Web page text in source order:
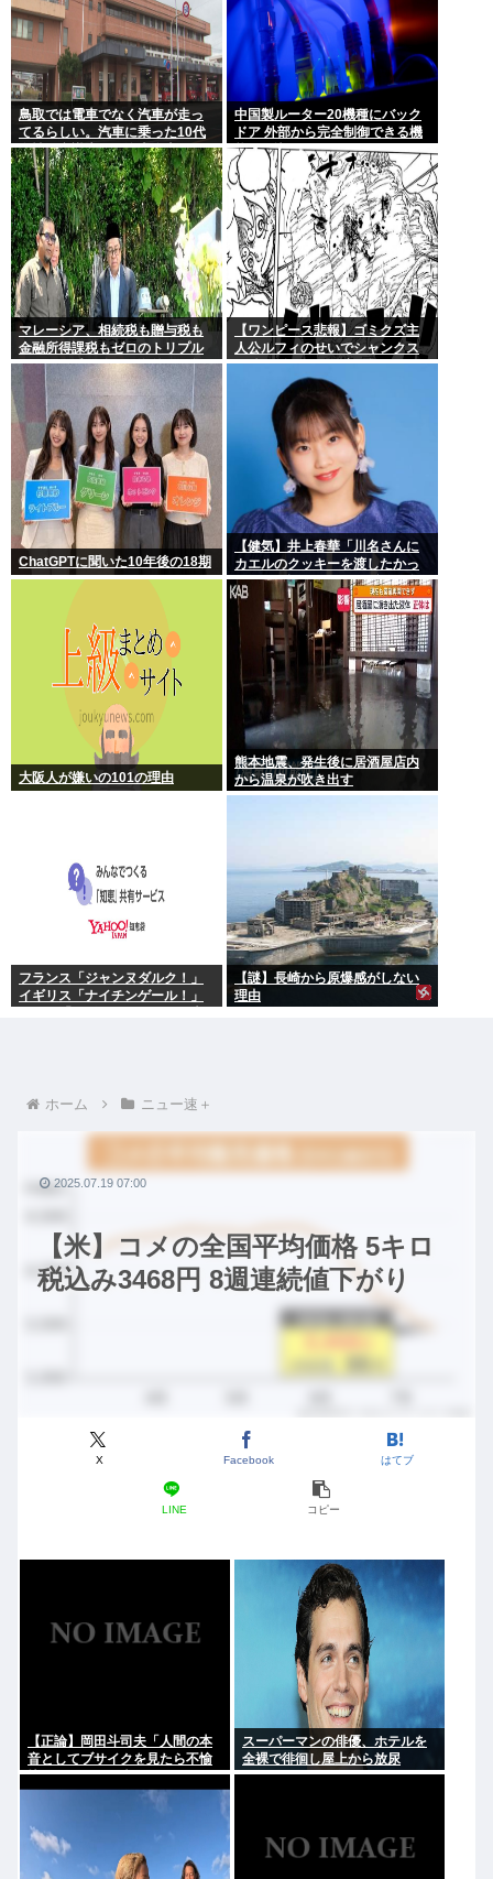
鳥取では電車でなく汽車が走っ
てるらしい。汽車に乗った10代
女性が意識失う。汽車汽車ぽっ
ぽぽっぽ
中国製ルーター20機種にバック
ドア 外部から完全制御できる機
能が仕込まれていた
マレーシア、相続税も贈与税も
金融所得課税もゼロのトリプル
ゼロで優秀な移民を海外から集
めてしまう…
【ワンピース悲報】ゴミクズ主
人公ルフィのせいでシャンクス
に続きギャバンの腕も無くなる
ChatGPTに聞いた10年後の18期
【健気】井上春華「川名さんに
カエルのクッキーを渡したかっ
たけど、話しかけられず結局自
分で食べた」
大阪人が嫌いの101の理由
熊本地震、発生後に居酒屋店内
から温泉が吹き出す
フランス「ジャンヌダルク！」
イギリス「ナイチンゲール！」
【謎】長崎から原爆感がしない
理由
ホーム ニュー速＋
【米】コメの全国平均価格 5キロ
税込み3468円 8週連続値下がり
X Facebook はてブ
LINE コピー
2025.07.19 07:00
【正論】岡田斗司夫「人間の本
音としてブサイクを見たら不愉
快になる。この責任をどうとる
んだ」
スーパーマンの俳優、ホテルを
全裸で徘徊し屋上から放尿